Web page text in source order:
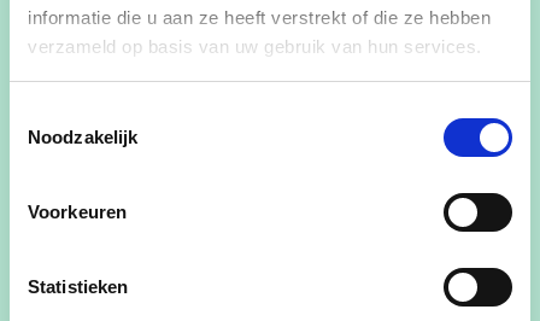
informatie die u aan ze heeft verstrekt of die ze hebben
verzameld op basis van uw gebruik van hun services.
Noodzakelijk
Voorkeuren
Statistieken
momenteel werkzaam als juridisch adviseur bij de
federale overheid. Ook ben ik actief bij
taalvereniging ITAKA.
In de gemeenteraad volg ik de dossiers over
wonen, jeugd, lokale economie, vrije tijd en
duurzaamheid van nabij op. Wil je graag weten
gemeenteraad heb voorgesteld en gerealiseerd?